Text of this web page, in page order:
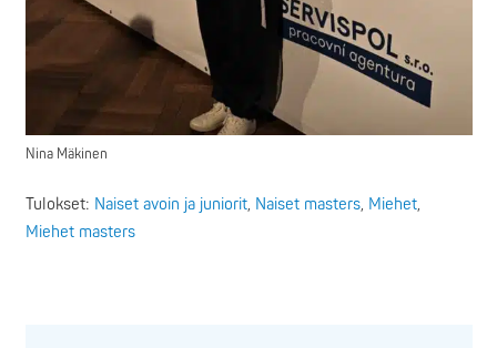
Nina Mäkinen
Tulokset: Naiset avoin ja juniorit, Naiset masters, Miehet,
Miehet masters